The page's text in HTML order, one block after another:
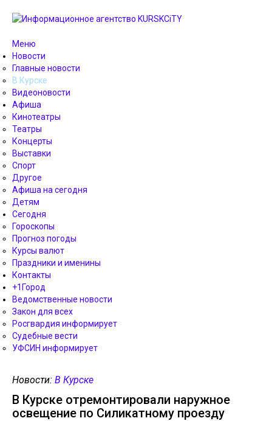
Меню
Новости
Главные новости
В Курске
Видеоновости
Афиша
Кинотеатры
Театры
Концерты
Выставки
Спорт
Другое
Афиша на сегодня
Детям
Сегодня
Гороскопы
Прогноз погоды
Курсы валют
Праздники и именины
Контакты
+1Город
Ведомственные новости
Закон для всех
Росгвардия информирует
Судебные вести
УФСИН информирует
Новости: В Курске
В Курске отремонтировали наружное
освещение по Силикатному проезду